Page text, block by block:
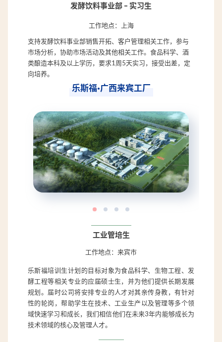
发酵饮料事业部 – 实习生
工作地点：上海
支持发酵饮料事业部销售开拓、客户管理相关工作，参与
市场分析，协助市场活动及其他相关工作。食品科学、酒
类酿造本科及以上学历，要求1周5天实习，接受出差，定
向培养。
乐斯福·广西来宾工厂
工业管培生
工作地点：来宾市
乐斯福培训生计划的目标对象为食品科学、生物工程、发
酵工程等相关专业的应届硕士生，并为他们提供长期发展
规划。届时公司将安排专业的人才对其亲传身教，有针对
性的轮岗，帮助学生在技术、工业生产以及管理等多个领
域快速学习和成长，我们相信他们在未来3年内能够成长为
技术领域的核心及管理人才。